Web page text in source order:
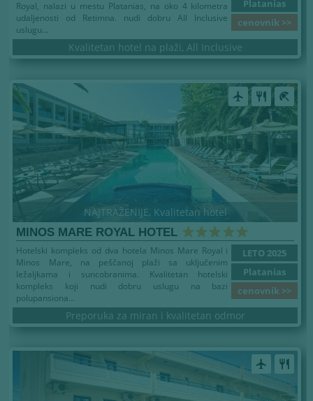
Platanias
cenovnik >>
Royal, nalazi u mestu Platanias, na oko 4 kilometra
udaljenosti od Retimna. nudi dobru All Inclusive
uslugu...
Kvalitetan hotel na plaži, All Inclusive
airplanemode_active restaurant beach_access
NAJTRAŽENIJE, Kvalitetan hotel
MINOS MARE ROYAL HOTEL
LETO 2025
Platanias
cenovnik >>
Hotelski kompleks od dva hotela Minos Mare Royal i
Minos Mare, na peščanoj plaži sa uključenim
ležaljkama i suncobranima. Kvalitetan hotelski
kompleks koji nudi dobru uslugu na bazi
polupansiona...
Preporuka za miran i kvalitetan odmor
airplanemode_active restaurant